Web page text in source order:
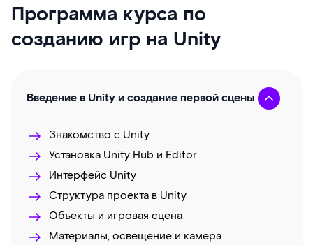
Программа курса по
созданию игр на Unity
Введение в Unity и создание первой сцены
Знакомство с Unity
Установка Unity Hub и Editor
Интерфейс Unity
Структура проекта в Unity
Объекты и игровая сцена
Материалы, освещение и камера